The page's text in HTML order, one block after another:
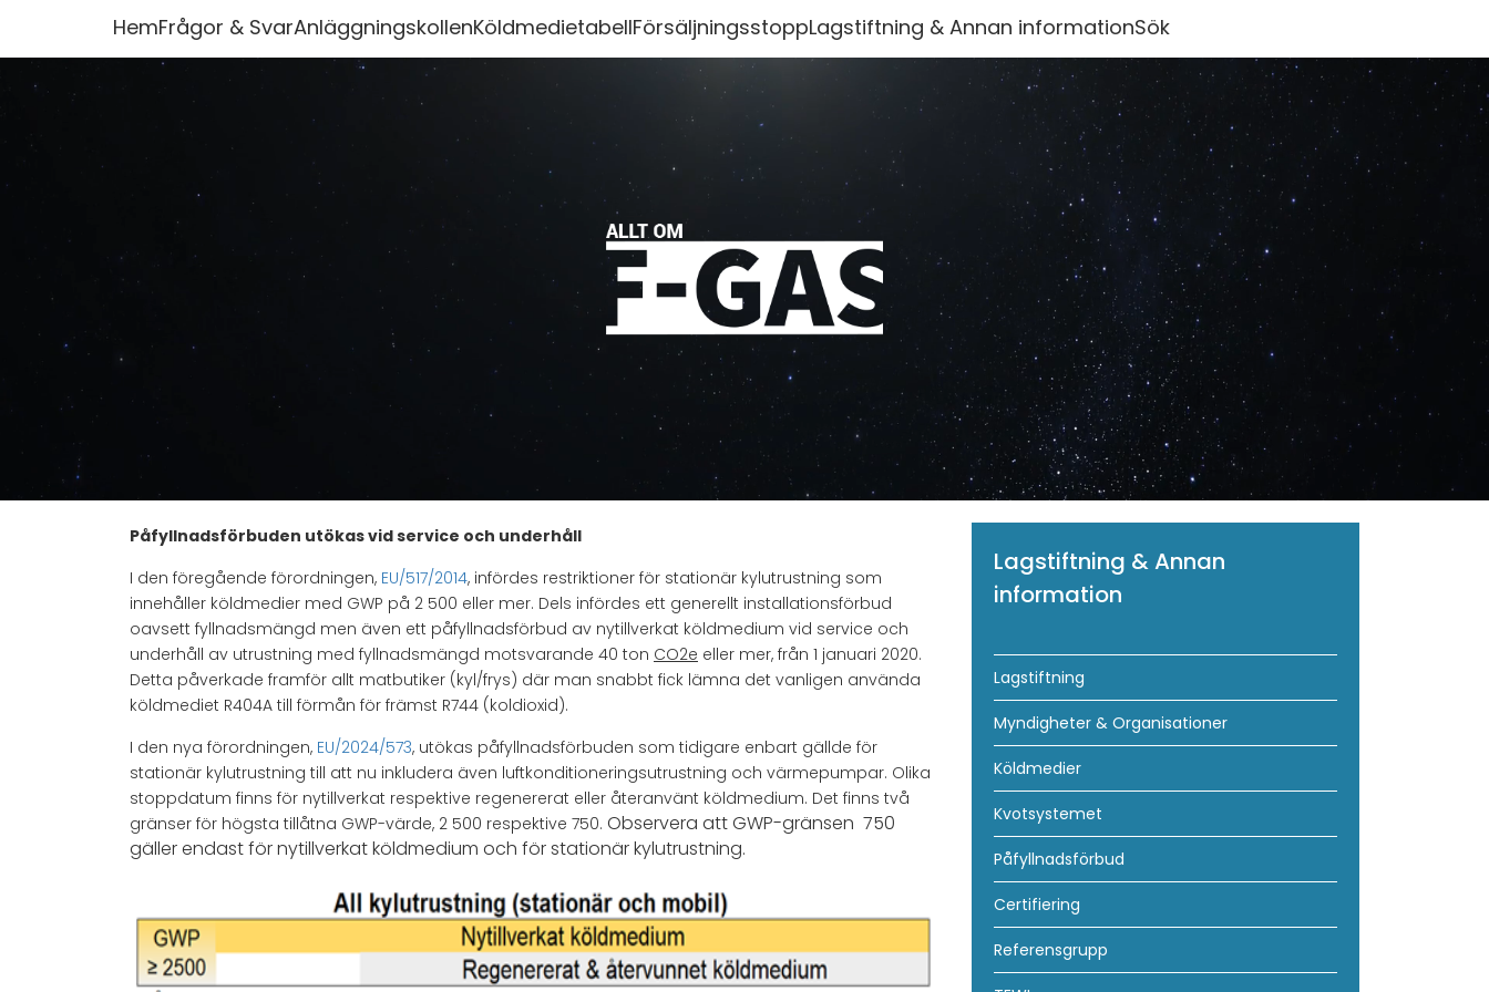
HemFrågor & SvarAnläggningskollenKöldmedietabellFörsäljningsstoppLagstiftning & Annan informationSök
Påfyllnadsförbuden utökas vid service och underhåll
I den föregående förordningen, EU/517/2014, infördes restriktioner för stationär kylutrustning som
innehåller köldmedier med GWP på 2 500 eller mer. Dels infördes ett generellt installationsförbud
oavsett fyllnadsmängd men även ett påfyllnadsförbud av nytillverkat köldmedium vid service och
underhåll av utrustning med fyllnadsmängd motsvarande 40 ton CO2e eller mer, från 1 januari 2020.
Detta påverkade framför allt matbutiker (kyl/frys) där man snabbt fick lämna det vanligen använda
köldmediet R404A till förmån för främst R744 (koldioxid).
I den nya förordningen, EU/2024/573, utökas påfyllnadsförbuden som tidigare enbart gällde för
stationär kylutrustning till att nu inkludera även luftkonditioneringsutrustning och värmepumpar. Olika
stoppdatum finns för nytillverkat respektive regenererat eller återanvänt köldmedium. Det finns två
gränser för högsta tillåtna GWP-värde, 2 500 respektive 750. Observera att GWP-gränsen 750
gäller endast för nytillverkat köldmedium och för stationär kylutrustning.
Lagstiftning & Annan
information
Lagstiftning
Myndigheter & Organisationer
Köldmedier
Kvotsystemet
Påfyllnadsförbud
Certifiering
Referensgrupp